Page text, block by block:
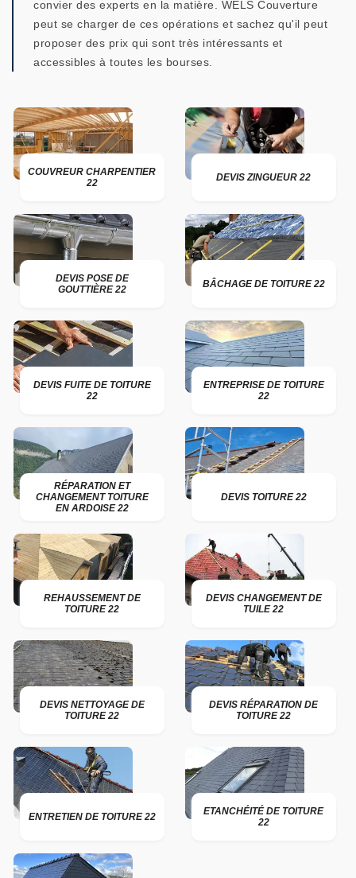
convier des experts en la matière. WELS Couverture
peut se charger de ces opérations et sachez qu'il peut
proposer des prix qui sont très intéressants et
accessibles à toutes les bourses.
COUVREUR CHARPENTIER
22
DEVIS ZINGUEUR 22
DEVIS POSE DE
GOUTTIÈRE 22
BÂCHAGE DE TOITURE 22
DEVIS FUITE DE TOITURE
22
ENTREPRISE DE TOITURE
22
RÉPARATION ET
CHANGEMENT TOITURE
EN ARDOISE 22
DEVIS TOITURE 22
REHAUSSEMENT DE
TOITURE 22
DEVIS CHANGEMENT DE
TUILE 22
DEVIS NETTOYAGE DE
TOITURE 22
DEVIS RÉPARATION DE
TOITURE 22
ENTRETIEN DE TOITURE 22
ETANCHÉITÉ DE TOITURE
22